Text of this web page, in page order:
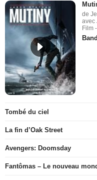
de
avec
Film
Tombé du ciel
La fin d’Oak Street
Avengers: Doomsday
Fantômas – Le nouveau